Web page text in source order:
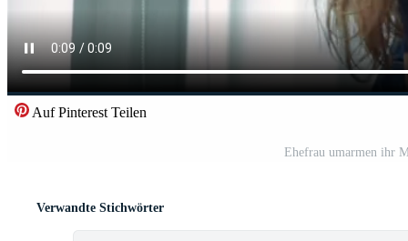
Auf Pinterest Teilen
Ehefrau umarmen ihr
Verwandte Stichwörter